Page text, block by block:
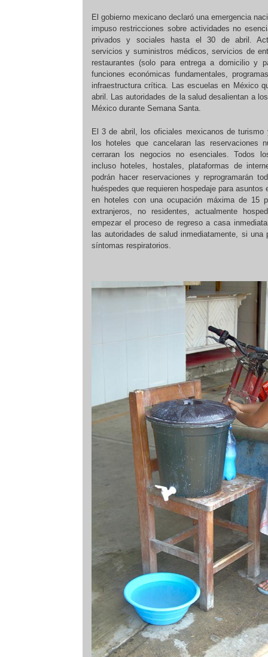
El gobierno mexicano declaró una emergencia
impuso restricciones sobre actividades no
privados y sociales hasta el 30 de abril.
servicios y suministros médicos, servicios de
restaurantes (solo para entrega a domicilio y
funciones económicas fundamentales,
infraestructura crítica. Las escuelas en México
abril. Las autoridades de la salud desalientan a
México durante Semana Santa.
El 3 de abril, los oficiales mexicanos de turismo
los hoteles que cancelaran las reservaciones
cerraran los negocios no esenciales. Todos
incluso hoteles, hostales, plataformas de
podrán hacer reservaciones y reprogramarán
huéspedes que requieren hospedaje para asuntos
en hoteles con una ocupación máxima de 15
extranjeros, no residentes, actualmente
empezar el proceso de regreso a casa
las autoridades de salud inmediatamente, si una
síntomas respiratorios.